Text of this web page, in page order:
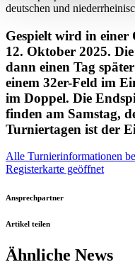
Abschnitt Einzelheiten
Wir verwenden
personalisieren,
zu können und die
analysieren. Außerdem
Verwendung unserer
soziale Medien,
Partner führen diese
haben oder die sie im
gesammelt haben. Die
angepasst werden.
deutschen und
Gespielt wird in
12. Oktober 2025.
dann einen Tag
einem 32er-Feld im
im Doppel. Die
finden am Samstag,
Turniertagen ist der
Alle Turnierinformationen
Registerkarte geöffnet
Ansprechpartner
Artikel teilen
Ähnliche News